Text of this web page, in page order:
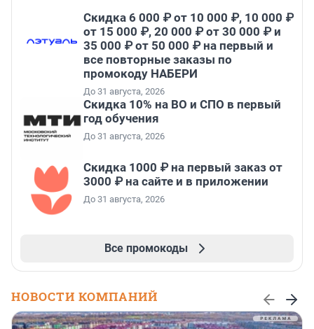
Скидка 6 000 ₽ от 10 000 ₽, 10 000 ₽
от 15 000 ₽, 20 000 ₽ от 30 000 ₽ и
35 000 ₽ от 50 000 ₽ на первый и
все повторные заказы по
промокоду НАБЕРИ
До 31 августа, 2026
Скидка 10% на ВО и СПО в первый
год обучения
До 31 августа, 2026
Скидка 1000 ₽ на первый заказ от
3000 ₽ на сайте и в приложении
До 31 августа, 2026
Все промокоды
НОВОСТИ КОМПАНИЙ